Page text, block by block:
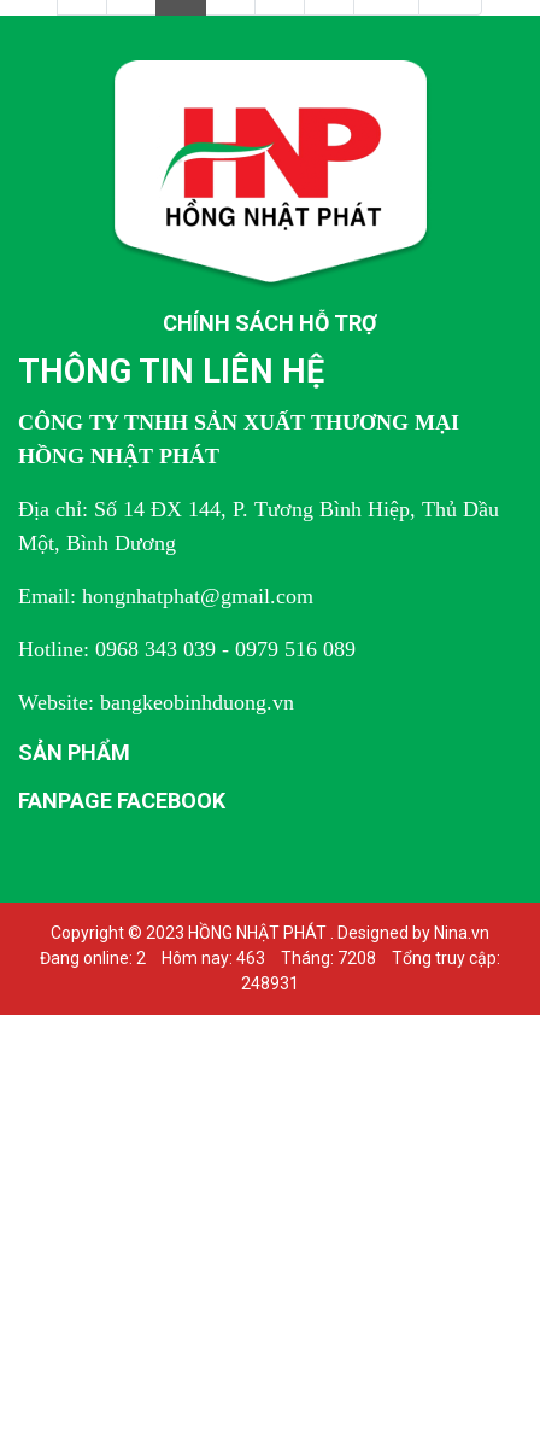
THÔNG TIN LIÊN HỆ
CÔNG TY TNHH SẢN XUẤT THƯƠNG MẠI
HỒNG NHẬT PHÁT
Địa chỉ: Số 14 ĐX 144, P. Tương Bình Hiệp, Thủ Dầu
Một, Bình Dương
Email: hongnhatphat@gmail.com
Hotline: 0968 343 039 - 0979 516 089
Website: bangkeobinhduong.vn
CHÍNH SÁCH HỖ TRỢ
SẢN PHẨM
FANPAGE FACEBOOK
Copyright © 2023 HỒNG NHẬT PHÁT . Designed by Nina.vn
Đang online: 2
Hôm nay: 463 Tháng: 7208
Tổng truy cập:
248931